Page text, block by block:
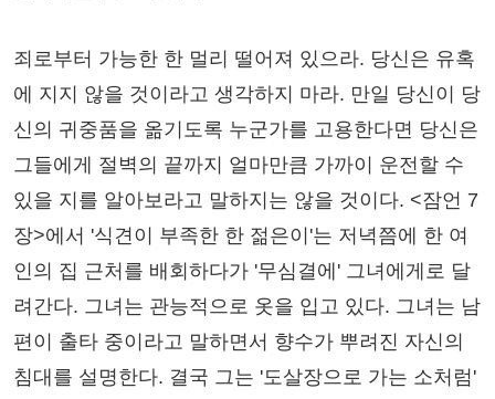
죄로부터 가능한 한 멀리 떨어져 있으라. 당신은 유혹
에 지지 않을 것이라고 생각하지 마라. 만일 당신이 당
신의 귀중품을 옮기도록 누군가를 고용한다면 당신은
그들에게 절벽의 끝까지 얼마만큼 가까이 운전할 수
있을 지를 알아보라고 말하지는 않을 것이다. <잠언 7
장>에서 '식견이 부족한 한 젊은이'는 저녁쯤에 한 여
인의 집 근처를 배회하다가 '무심결에' 그녀에게로 달
려간다. 그녀는 관능적으로 옷을 입고 있다. 그녀는 남
편이 출타 중이라고 말하면서 향수가 뿌려진 자신의
침대를 설명한다. 결국 그는 '도살장으로 가는 소처럼'